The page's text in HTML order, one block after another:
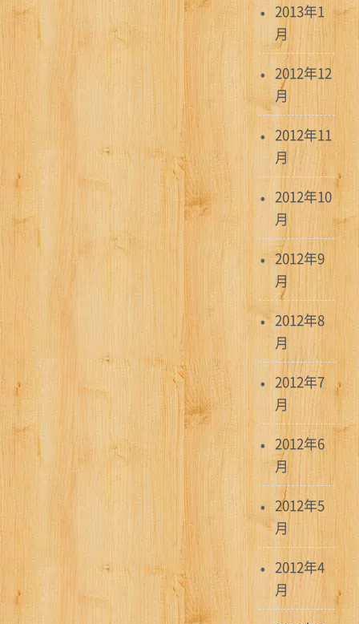
2013年1
月
2012年12
月
2012年11
月
2012年10
月
2012年9
月
2012年8
月
2012年7
月
2012年6
月
2012年5
月
2012年4
月